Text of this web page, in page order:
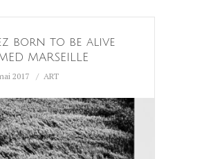
born to be alive
MARSEILLE
2017 ART